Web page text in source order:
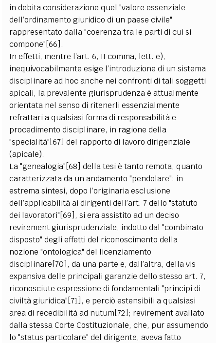
in debita considerazione quel "valore essenziale
dell’ordinamento giuridico di un paese civile"
rappresentato dalla "coerenza tra le parti di cui si
compone"[66].
In effetti, mentre l’art. 6, II comma, lett. e),
inequivocabilmente esige l’introduzione di un sistema
disciplinare ad hoc anche nei confronti di tali soggetti
apicali, la prevalente giurisprudenza è attualmente
orientata nel senso di ritenerli essenzialmente
refrattari a qualsiasi forma di responsabilità e
procedimento disciplinare, in ragione della
"specialità"[67] del rapporto di lavoro dirigenziale
(apicale).
La "genealogia"[68] della tesi è tanto remota, quanto
caratterizzata da un andamento "pendolare": in
estrema sintesi, dopo l’originaria esclusione
dell’applicabilità ai dirigenti dell’art. 7 dello "statuto
dei lavoratori"[69], si era assistito ad un deciso
revirement giurisprudenziale, indotto dal "combinato
disposto" degli effetti del riconoscimento della
nozione "ontologica" del licenziamento
disciplinare[70], da una parte e, dall’altra, della vis
expansiva delle principali garanzie dello stesso art. 7,
riconosciute espressione di fondamentali "principi di
civiltà giuridica"[71], e perciò estensibili a qualsiasi
area di recedibilità ad nutum[72]; revirement avallato
dalla stessa Corte Costituzionale, che, pur assumendo
lo "status particolare" del dirigente, aveva fatto